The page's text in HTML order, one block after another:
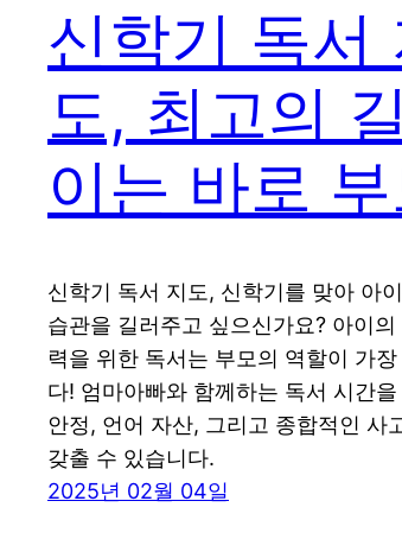
신학기 독서
도, 최고의
이는 바로
신학기 독서 지도, 신학기를 맞아 아
습관을 길러주고 싶으신가요? 아이의
력을 위한 독서는 부모의 역할이 가장
다! 엄마아빠와 함께하는 독서 시간을
안정, 언어 자산, 그리고 종합적인 사
갖출 수 있습니다.
2025년 02월 04일